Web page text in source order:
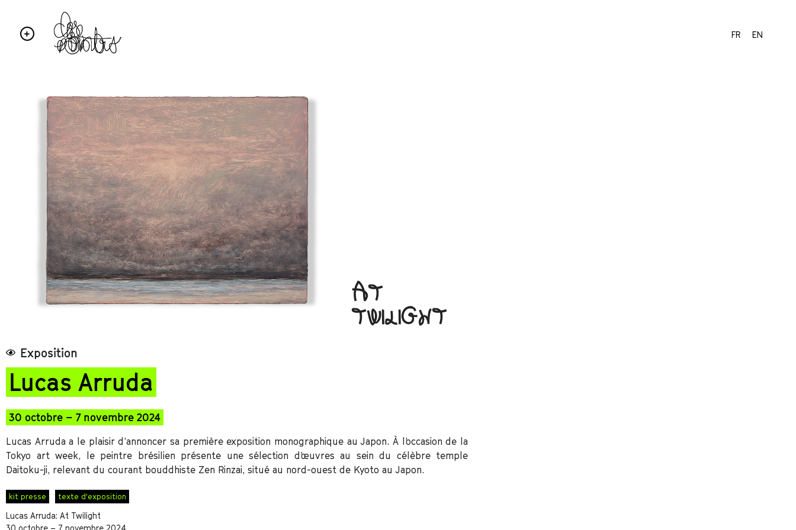
FR EN
AT
TWILIGHT
Exposition
Lucas Arruda
30 octobre – 7 novembre 2024
Lucas Arruda a le plaisir d’annoncer sa première exposition monographique au Japon. À l’occasion de la
Tokyo art week, le peintre brésilien présente une sélection d’œuvres au sein du célèbre temple
Daitoku-ji, relevant du courant bouddhiste Zen Rinzai, situé au nord-ouest de Kyoto au Japon.
kit presse texte d'exposition
Lucas Arruda: At Twilight
30 octobre – 7 novembre 2024